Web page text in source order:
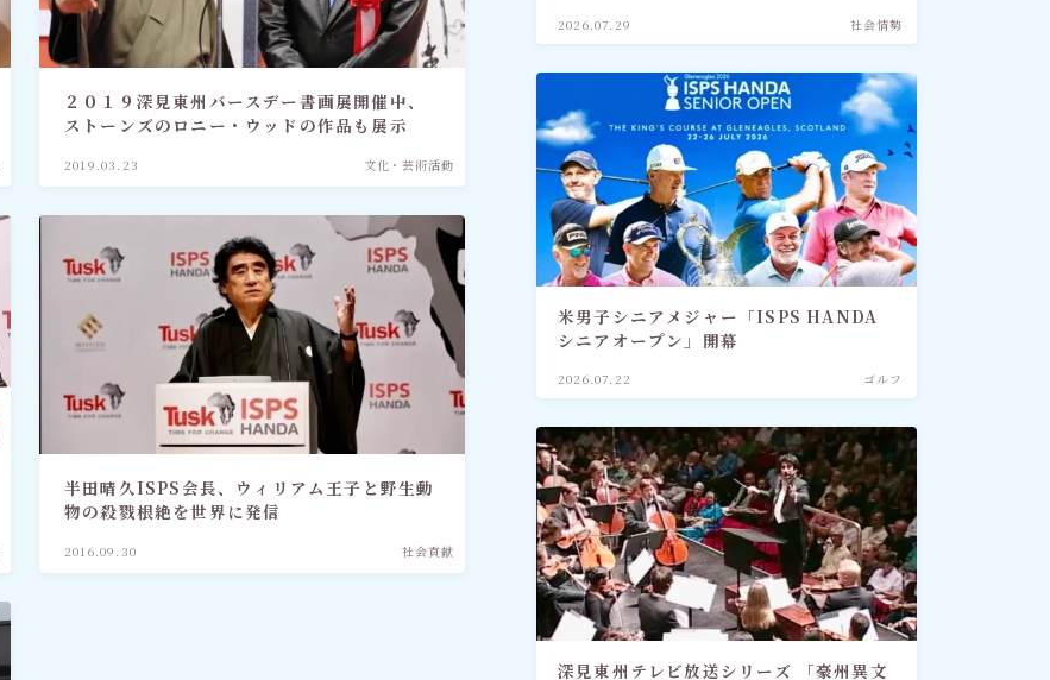
２０１９深見東州バースデー書画展開催中、
ストーンズのロニー・ウッドの作品も展示
2019.03.23 文化・芸術活動
半田晴久ISPS会長、ウィリアム王子と野生動
物の殺戮根絶を世界に発信
2016.09.30 社会貢献
2026.07.29 社会情勢
米男子シニアメジャー「ISPS HANDA
シニアオープン」開幕
2026.07.22 ゴルフ
深見東州テレビ放送シリーズ 「豪州異文